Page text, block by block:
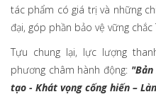
tác phẩm có giá trị và những
đại, góp phần bảo vệ vững chắc
Tựu chung lại, lực lượng
phương châm hành động:
tạo - Khát vọng cống hiến –